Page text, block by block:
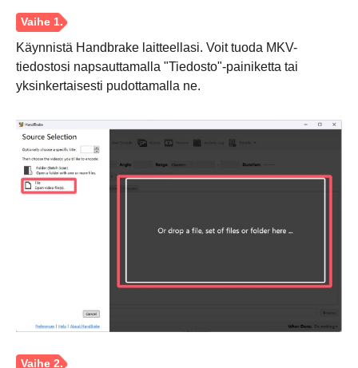
Käynnistä Handbrake laitteellasi. Voit tuoda MKV-
tiedostosi napsauttamalla "Tiedosto"-painiketta tai
yksinkertaisesti pudottamalla ne.